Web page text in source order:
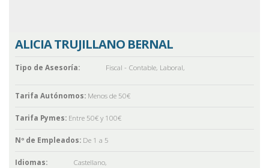
ALICIA TRUJILLANO BERNAL
Tipo de Asesoría: Fiscal - Contable, Laboral,
Tarifa Autónomos: Menos de 50€
Tarifa Pymes: Entre 50€ y 100€
Nº de Empleados: De 1 a 5
Idiomas: Castellano,